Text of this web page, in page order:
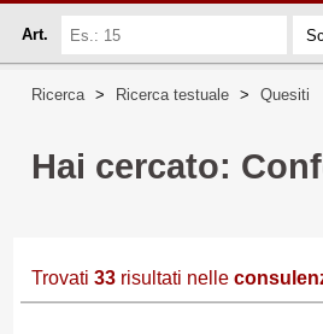
Art.
Ricerca > Ricerca testuale > Quesiti
Hai cercato:
Trovati 33 risultati nelle